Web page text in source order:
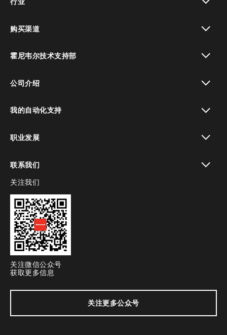
购买渠道
霍尼韦尔技术支持部
公司介绍
我的自动化支持
职业发展
联系我们
toggle view
关注我们
关注微信公众号
获取更多信息
关注更多公众号